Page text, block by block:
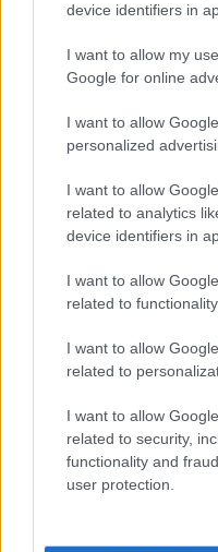
device identifiers in
I want to allow my
Google for online
I want to allow
personalized
I want to allow
related to analytics
device identifiers in
I want to allow
related to
I want to allow
related to
I want to allow
related to security,
functionality and
user protection.
Formula e date dei
Andrea Conforti · 8 Ago 2026
Kevin Love ai